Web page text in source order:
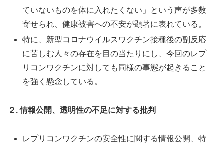
ていないものを体に入れたくない」という声が多数
寄せられ、健康被害への不安が顕著に表れている。
特に、新型コロナウイルスワクチン接種後の副反応
に苦しむ人々の存在を目の当たりにし、今回のレプ
リコンワクチンに対しても同様の事態が起きること
を強く懸念している。
２. 情報公開、透明性の不足に対する批判
レプリコンワクチンの安全性に関する情報公開、特